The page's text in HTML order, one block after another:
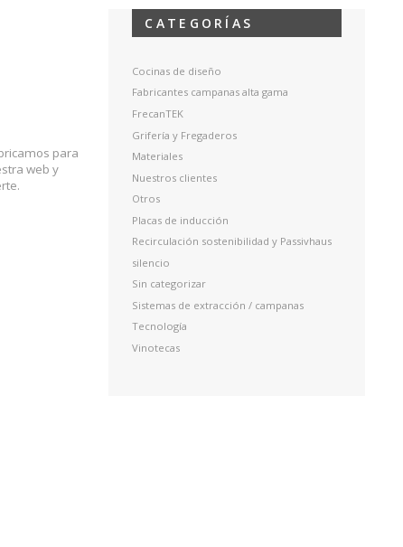
para
web y
CATEGORÍAS
Cocinas de diseño
Fabricantes campanas alta gama
FrecanTEK
Grifería y Fregaderos
Materiales
Nuestros clientes
Otros
Placas de inducción
Recirculación sostenibilidad y Passivhaus
silencio
Sin categorizar
Sistemas de extracción / campanas
Tecnología
Vinotecas